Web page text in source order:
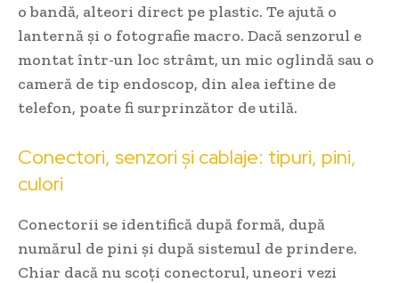
o bandă, alteori direct pe plastic. Te ajută o
lanternă și o fotografie macro. Dacă senzorul e
montat într-un loc strâmt, un mic oglindă sau o
cameră de tip endoscop, din alea ieftine de
telefon, poate fi surprinzător de utilă.
Conectori, senzori și cablaje: tipuri, pini,
culori
Conectorii se identifică după formă, după
numărul de pini și după sistemul de prindere.
Chiar dacă nu scoți conectorul, uneori vezi